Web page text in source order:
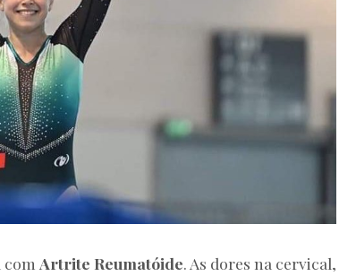
Artrite Reumatóide. As dores na cervical,